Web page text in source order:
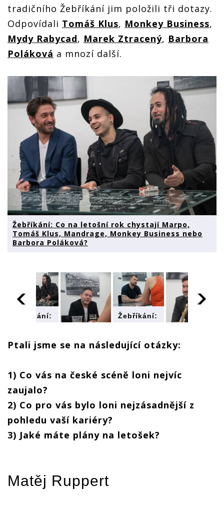
tradičního Žebříkání jim položili tři dotazy.
Odpovídali Tomáš Klus, Monkey Business,
Mydy Rabycad, Marek Ztracený, Barbora
Poláková a mnozí další.
Žebříkání: Co na letošní rok chystají Marpo,
Tomáš Klus, Mandrage, Monkey Business nebo
Barbora Poláková?
Žebříkání:
rok
chystají
Klus,
Mandrage,
Monkey
Business
nebo
Barbora
Poláková?
letošní
Marpo,
Tomáš
Klus,
Mandrage,
Monkey
Poláková?
Žebříkání:
rok
chystají
Tomáš
Klus,
Business
Poláková?
letošní
Marpo,
Tomáš
Ptali jsme se na následující otázky:
1) Co vás na české scéně loni nejvíc
zaujalo?
2) Co pro vás bylo loni nejzásadnější z
pohledu vaší kariéry?
3) Jaké máte plány na letošek?
Matěj Ruppert